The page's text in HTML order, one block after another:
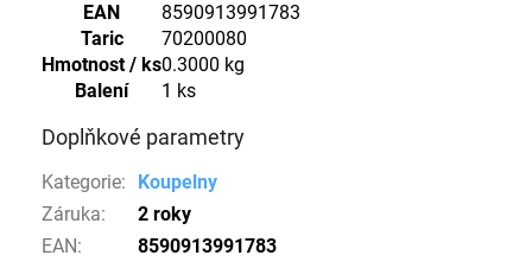
EAN
8590913991783
Taric
70200080
Hmotnost / ks0.3000 kg
Balení
1 ks
Doplňkové parametry
Kategorie:
Koupelny
Záruka:
2 roky
EAN: 8590913991783